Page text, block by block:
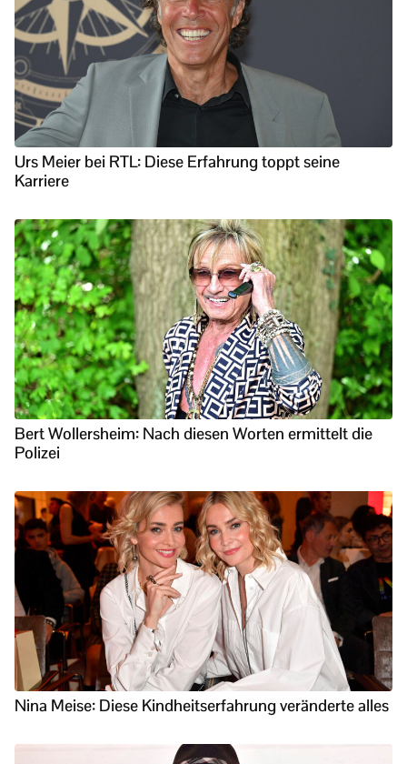
Urs Meier bei RTL: Diese Erfahrung toppt seine
Karriere
Bert Wollersheim: Nach diesen Worten ermittelt die
Polizei
Nina Meise: Diese Kindheitserfahrung veränderte alles